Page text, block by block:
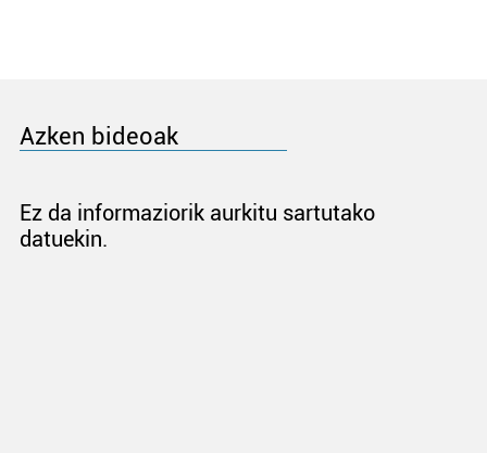
Azken bideoak
Ez da informaziorik aurkitu sartutako
datuekin.